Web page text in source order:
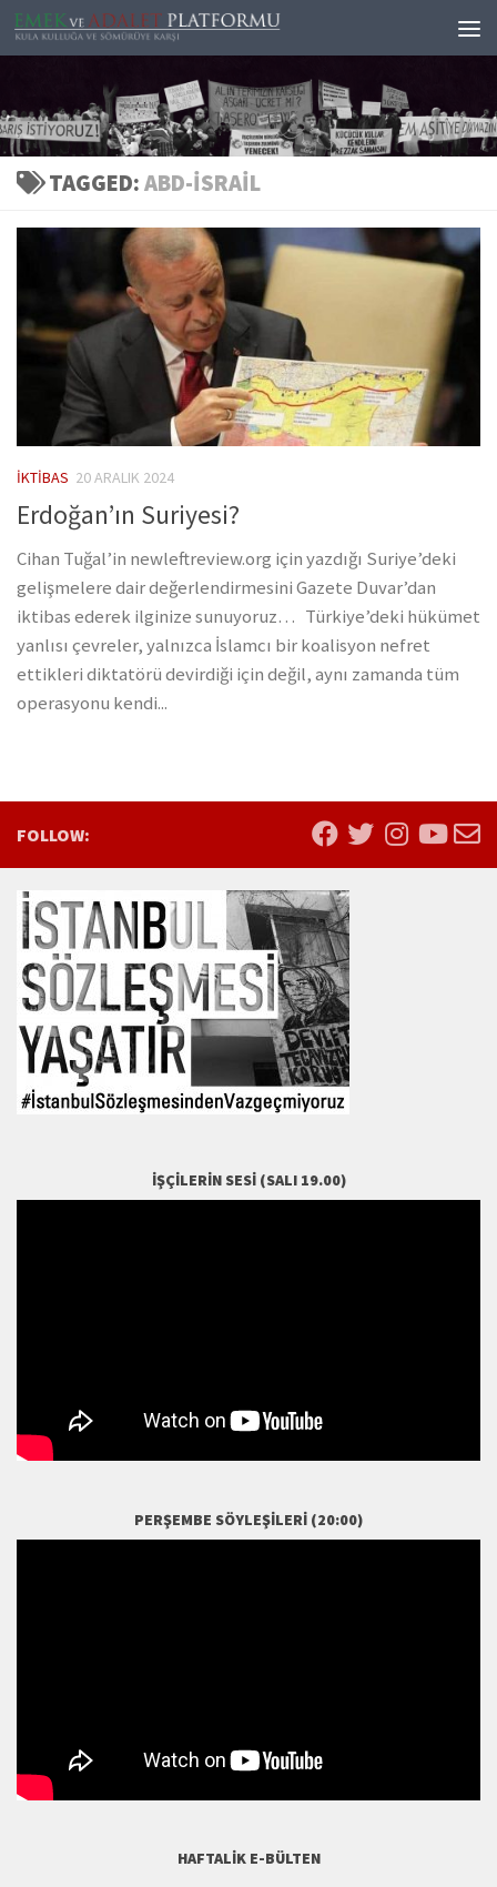
Skip to content
TAGGED:ABD-ISRAIL
İKTIBAS 20 ARALIK 2024
Erdoğan’ın Suriyesi?
Cihan Tuğal’in newleftreview.org için yazdığı Suriye’deki
gelişmelere dair değerlendirmesini Gazete Duvar’dan
iktibas ederek ilginize sunuyoruz… Türkiye’deki hükümet
yanlısı çevreler, yalnızca İslamcı bir koalisyon nefret
ettikleri diktatörü devirdiği için değil, aynı zamanda tüm
operasyonu kendi...
FOLLOW:
İŞÇILERIN SESI (SALI 19.00)
PERŞEMBE SÖYLEŞILERI (20:00)
HAFTALIK E-BÜLTEN